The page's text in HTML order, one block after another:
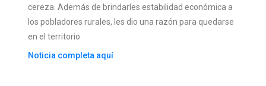
cereza. Además de brindarles estabilidad económica a
los pobladores rurales, les dio una razón para quedarse
en el territorio
Noticia completa aquí